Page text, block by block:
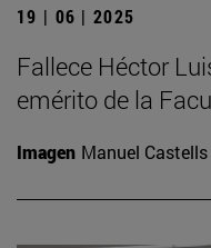
19 | 06 | 2025
Fallece Héctor
emérito de la
Imagen Manuel Castells